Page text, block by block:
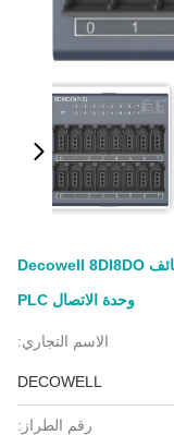
وحدات إدخال / إخراج متكاملة متعددة الوظائف Decowell 8DI8DO
وحدة الاتصال PLC
الاسم التجاري:
DECOWELL
رقم الطراز: